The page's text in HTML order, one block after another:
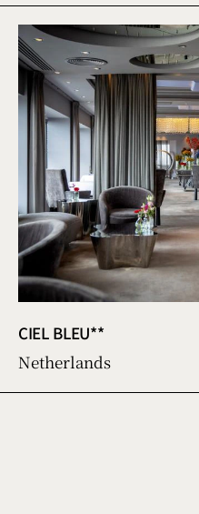
CIEL BLEU**
Netherlands